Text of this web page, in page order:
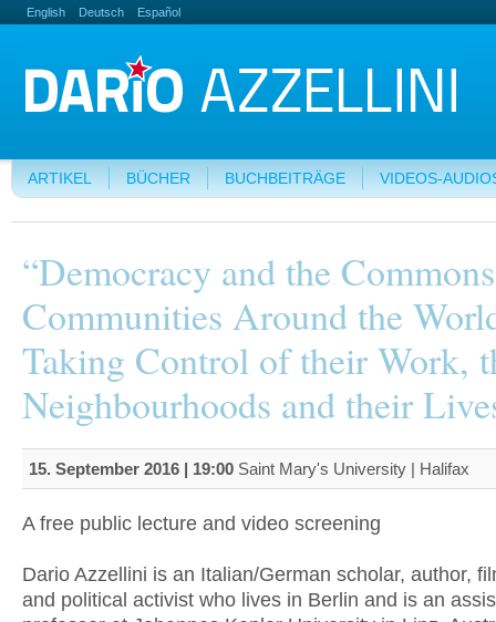
English Deutsch Español
ARTIKEL BÜCHER BUCHBEITRÄGE VIDEOS-
“Democracy and the
Communities Around the
Taking Control of their Work,
Neighbourhoods and their
15. September 2016 | 19:00 Saint Mary's University | Halifax
A free public lecture and video screening
Dario Azzellini is an Italian/German scholar, author,
and political activist who lives in Berlin and is an